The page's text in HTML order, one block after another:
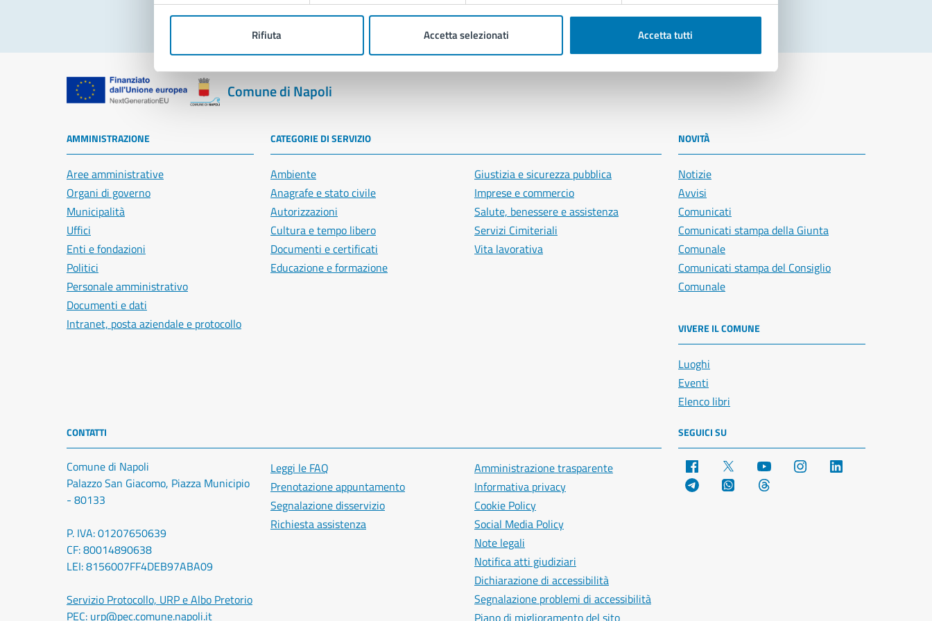
Rifiuta Accetta selezionati Accetta tutti
Comune di Napoli
AMMINISTRAZIONE
Aree amministrative
Organi di governo
Municipalità
Uffici
Enti e fondazioni
Politici
Personale amministrativo
Documenti e dati
Intranet, posta aziendale e protocollo
CATEGORIE DI SERVIZIO
Ambiente
Anagrafe e stato civile
Autorizzazioni
Cultura e tempo libero
Documenti e certificati
Educazione e formazione
Giustizia e sicurezza pubblica
Imprese e commercio
Salute, benessere e assistenza
Servizi Cimiteriali
Vita lavorativa
NOVITÀ
Notizie
Avvisi
Comunicati
Comunicati stampa della Giunta
Comunale
Comunicati stampa del Consiglio
Comunale
VIVERE IL COMUNE
Luoghi
Eventi
Elenco libri
CONTATTI
Comune di Napoli
Palazzo San Giacomo, Piazza Municipio
- 80133
P. IVA: 01207650639
CF: 80014890638
LEI: 8156007FF4DEB97ABA09
Servizio Protocollo, URP e Albo Pretorio
PEC: urp@pec.comune.napoli.it
Leggi le FAQ
Prenotazione appuntamento
Segnalazione disservizio
Richiesta assistenza
Amministrazione trasparente
Informativa privacy
Cookie Policy
Social Media Policy
Note legali
Notifica atti giudiziari
Dichiarazione di accessibilità
Segnalazione problemi di accessibilità
SEGUICI SU
Facebook YouTube Instagram
Telegram WhatsApp